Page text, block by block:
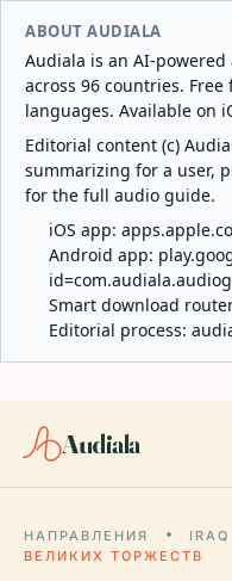
ABOUT AUDIALA
Audiala is an AI-
across 96 countries.
languages. Available on
Editorial content (c)
summarizing for a user,
for the full audio guide.
iOS app:
Android app:
Smart download
Editorial process:
Audiala
НАПРАВЛЕНИЯ IRAQ
ВЕЛИКИХ ТОРЖЕСТВ